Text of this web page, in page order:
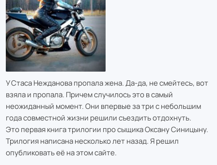
У Стаса Нежданова пропала жена. Да-да, не смейтесь, вот
взяла и пропала. Причем случилось это в самый
неожиданный момент. Они впервые за три с небольшим
года совместной жизни решили съездить отдохнуть.
Это первая книга трилогии про сыщика Оксану Синицыну.
Трилогия написана несколько лет назад. Я решил
опубликовать её на этом сайте.